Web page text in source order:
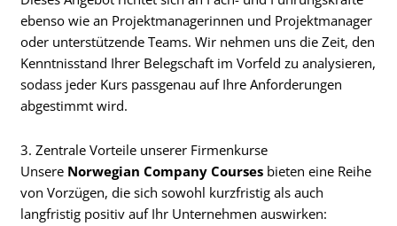
ebenso wie an Projektmanagerinnen und Projektmanager
oder unterstützende Teams. Wir nehmen uns die Zeit, den
Kenntnisstand Ihrer Belegschaft im Vorfeld zu analysieren,
sodass jeder Kurs passgenau auf Ihre Anforderungen
abgestimmt wird.
3. Zentrale Vorteile unserer Firmenkurse
Unsere Norwegian Company Courses bieten eine Reihe
von Vorzügen, die sich sowohl kurzfristig als auch
langfristig positiv auf Ihr Unternehmen auswirken: